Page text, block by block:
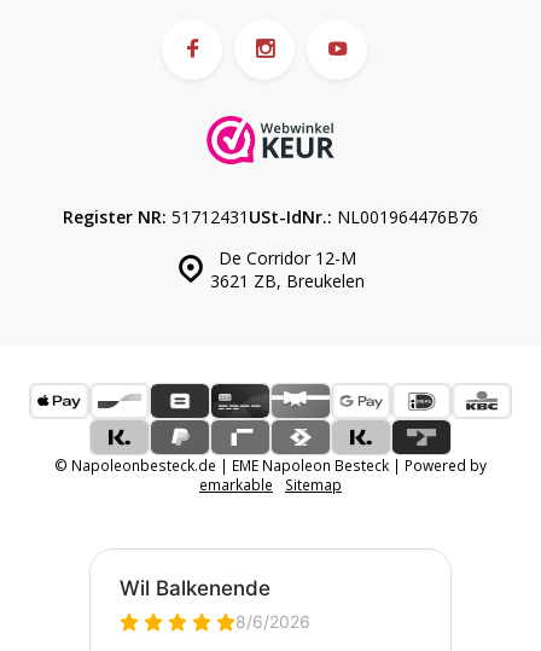
De Corridor 12-M
3621 ZB, Breukelen
Register NR: 51712431 USt-IdNr.: NL001964476B76
© Napoleonbesteck.de | EME Napoleon Besteck | Powered by
emarkable
Sitemap